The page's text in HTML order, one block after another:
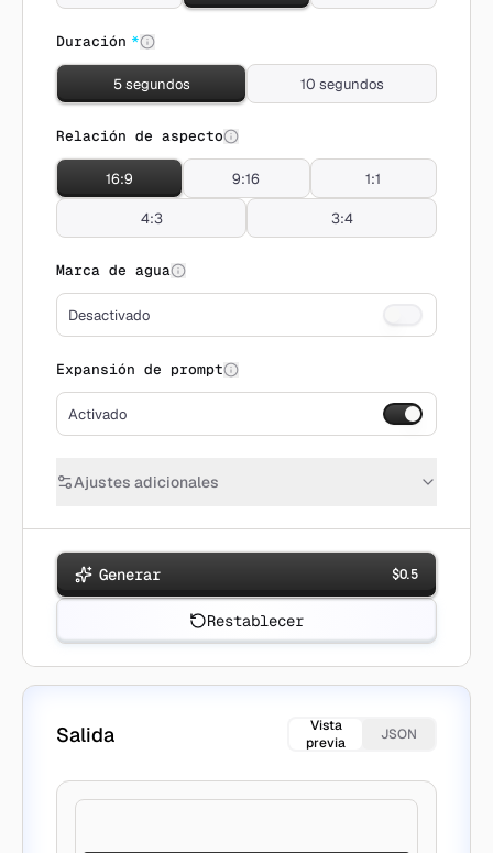
Duración *
5 segundos 10 segundos
Relación de aspecto
16:9 9:16 1:1
4:3 3:4
Marca de agua
Desactivado
Expansión de prompt
Activado
Ajustes adicionales
Generar $0.5
Restablecer
Salida
Vista
previa
JSON